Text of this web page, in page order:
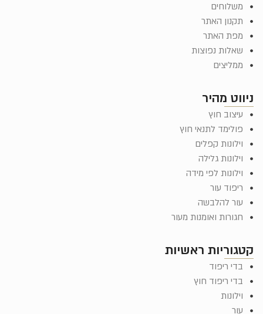
ראשיות
ריפוד
ריפוד חוץ
מהיר
חוץ
לתנאי חוץ
קפלים
גלילה
לפי מידה
עור
להלבשה
ואומנות מעור
האתר
האתר
נפוצות